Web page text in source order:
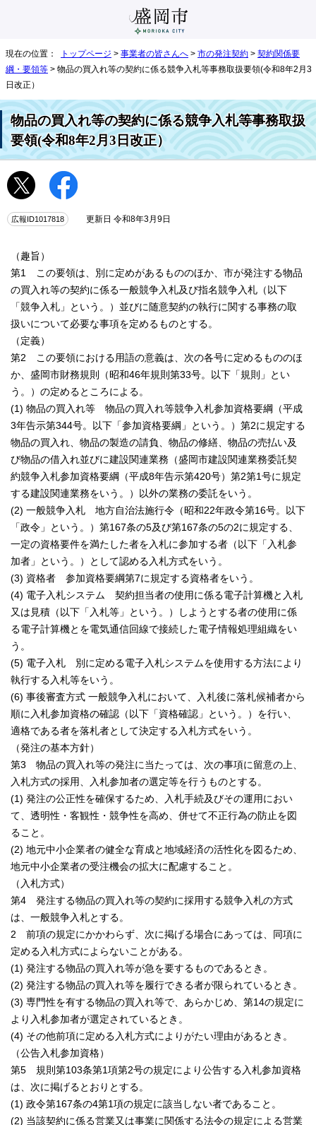
現在の位置： トップページ > 事業者の皆さんへ > 市の発注契約 > 契約関係要
綱・要領等 > 物品の買入れ等の契約に係る競争入札等事務取扱要領(令和8年2月3
日改正）
物品の買入れ等の契約に係る競争入札等事務取扱
要領(令和8年2月3日改正）
広報ID1017818 更新日 令和8年3月9日
（趣旨）
第1 この要領は、別に定めがあるもののほか、市が発注する物品
の買入れ等の契約に係る一般競争入札及び指名競争入札（以下
「競争入札」という。）並びに随意契約の執行に関する事務の取
扱いについて必要な事項を定めるものとする。
（定義）
第2 この要領における用語の意義は、次の各号に定めるもののほ
か、盛岡市財務規則（昭和46年規則第33号。以下「規則」とい
う。）の定めるところによる。
(1) 物品の買入れ等 物品の買入れ等競争入札参加資格要綱（平成
3年告示第344号。以下「参加資格要綱」という。）第2に規定する
物品の買入れ、物品の製造の請負、物品の修繕、物品の売払い及
び物品の借入れ並びに建設関連業務（盛岡市建設関連業務委託契
約競争入札参加資格要綱（平成8年告示第420号）第2第1号に規定
する建設関連業務をいう。）以外の業務の委託をいう。
(2) 一般競争入札 地方自治法施行令（昭和22年政令第16号。以下
「政令」という。）第167条の5及び第167条の5の2に規定する、
一定の資格要件を満たした者を入札に参加する者（以下「入札参
加者」という。）として認める入札方式をいう。
(3) 資格者 参加資格要綱第7に規定する資格者をいう。
(4) 電子入札システム 契約担当者の使用に係る電子計算機と入札
又は見積（以下「入札等」という。）しようとする者の使用に係
る電子計算機とを電気通信回線で接続した電子情報処理組織をい
う。
(5) 電子入札 別に定める電子入札システムを使用する方法により
執行する入札等をいう。
(6) 事後審査方式 一般競争入札において、入札後に落札候補者から
順に入札参加資格の確認（以下「資格確認」という。）を行い、
適格である者を落札者として決定する入札方式をいう。
（発注の基本方針）
第3 物品の買入れ等の発注に当たっては、次の事項に留意の上、
入札方式の採用、入札参加者の選定等を行うものとする。
(1) 発注の公正性を確保するため、入札手続及びその運用におい
て、透明性・客観性・競争性を高め、併せて不正行為の防止を図
ること。
(2) 地元中小企業者の健全な育成と地域経済の活性化を図るため、
地元中小企業者の受注機会の拡大に配慮すること。
（入札方式）
第4 発注する物品の買入れ等の契約に採用する競争入札の方式
は、一般競争入札とする。
2 前項の規定にかかわらず、次に掲げる場合にあっては、同項に
定める入札方式によらないことがある。
(1) 発注する物品の買入れ等が急を要するものであるとき。
(2) 発注する物品の買入れ等を履行できる者が限られているとき。
(3) 専門性を有する物品の買入れ等で、あらかじめ、第14の規定に
より入札参加者が選定されているとき。
(4) その他前項に定める入札方式によりがたい理由があるとき。
（公告入札参加資格）
第5 規則第103条第1項第2号の規定により公告する入札参加資格
は、次に掲げるとおりとする。
(1) 政令第167条の4第1項の規定に該当しない者であること。
(2) 当該契約に係る営業又は事業に関係する法令の規定による営業